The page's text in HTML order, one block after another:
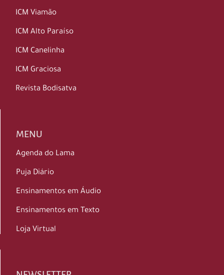
ICM Viamão
ICM Alto Paraíso
ICM Canelinha
ICM Graciosa
Revista Bodisatva
MENU
Agenda do Lama
Puja Diário
Ensinamentos em Áudio
Ensinamentos em Texto
Loja Virtual